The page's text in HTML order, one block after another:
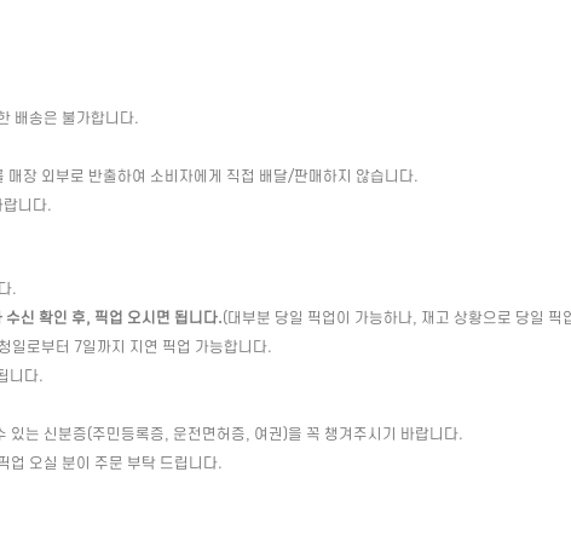
배송은 불가합니다.
장 외부로 반출하여 소비자에게 직접 배달/판매하지 않습니다.
랍니다.
.
신 확인 후, 픽업 오시면 됩니다.(대부분 당일 픽업이 가능하나, 재고 상황으로 당일
일로부터 7일까지 지연 픽업 가능합니다.
니다.
있는 신분증(주민등록증, 운전면허증, 여권)을 꼭 챙겨주시기 바랍니다.
업 오실 분이 주문 부탁 드립니다.